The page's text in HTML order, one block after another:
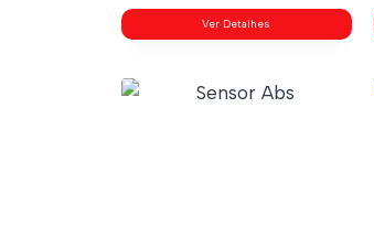
Ver Detalhes